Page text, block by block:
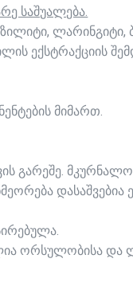
საშუალება.
ლარინგიტი,
ექსტრაქციის
მიმართ.
გარეშე.
დასაშვებია
ორსულობისა და